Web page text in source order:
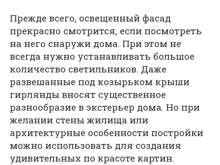
Прежде всего, освещенный фасад
прекрасно смотрится, если посмотреть
на него снаружи дома. При этом не
всегда нужно устанавливать большое
количество светильников. Даже
развешанные под козырьком крыши
гирлянды вносят существенное
разнообразие в экстерьер дома. Но при
желании стены жилища или
архитектурные особенности постройки
можно использовать для создания
удивительных по красоте картин.